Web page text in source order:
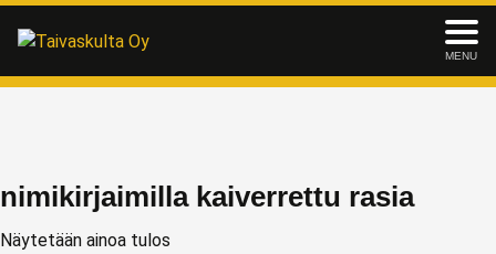
MENU
nimikirjaimilla kaiverrettu rasia
Näytetään ainoa tulos